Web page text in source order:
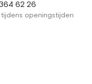
62 26
tijdens openingstijden